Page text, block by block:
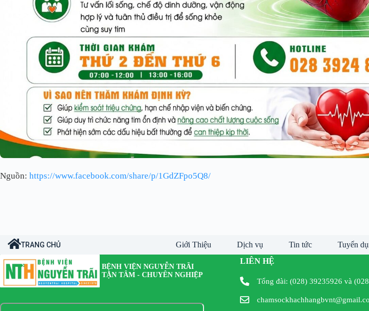
Nguồn: https://www.facebook.com/share/p/1GdZFpo5Q8/
TRANG CHỦ Giới Thiệu Dịch vụ Tin tức Tuyển
BỆNH VIỆN NGUYỄN TRÃI
TẬN TÂM - CHUYÊN NGHIỆP
LIÊN HỆ
Tổng đài: (028) 39235926 và